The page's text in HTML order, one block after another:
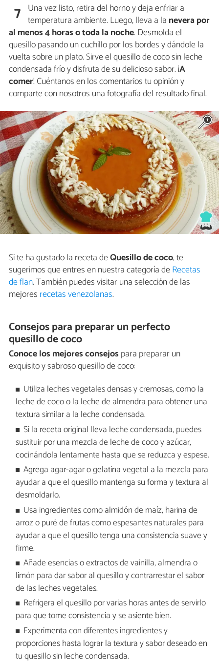
7 Una vez listo, retira del horno y deja enfriar a
temperatura ambiente. Luego, lleva a la nevera por
al menos 4 horaso toda la noche. Desmolda el
quesillo pasando un cuchillo por los bordes y dándole la
vuelta sobre un plato. Sirve el quesillo de coco sin leche
condensada frío y disfruta de su delicioso sabor. ¡A
comer! Cuéntanos en los comentarios tu opinión y
comparte con nosotros una fotografía del resultado final.
Si te ha gustado la receta deQuesillo de coco, te
sugerimos que entres en nuestra categoría deRecetas
de flan. También puedes visitar una selección de las
mejores recetas venezolanas.
Consejos para preparar un perfecto
quesillo de coco
Conoce los mejores consejos para preparar un
exquisito y sabroso quesillo de coco:
Utiliza leches vegetales densas y cremosas, como la
leche de coco o la leche de almendra para obtener una
textura similar a la leche condensada.
Si la receta original lleva leche condensada, puedes
sustituir por una mezcla de leche de coco y azúcar,
cocinándola lentamente hasta que se reduzca y espese.
Agrega agar-agar o gelatina vegetal a la mezcla para
ayudar a que el quesillo mantenga su forma y textura al
desmoldarlo.
Usa ingredientes como almidón de maíz, harina de
arroz o puré de frutas como espesantes naturales para
ayudar a que el quesillo tenga una consistencia suave y
firme.
Añade esencias o extractos de vainilla, almendra o
limón para dar sabor al quesillo y contrarrestar el sabor
de las leches vegetales.
Refrigera el quesillo por varias horas antes de servirlo
para que tome consistencia y se asiente bien.
Experimenta con diferentes ingredientes y
proporciones hasta lograr la textura y sabor deseado en
tu quesillo sin leche condensada.